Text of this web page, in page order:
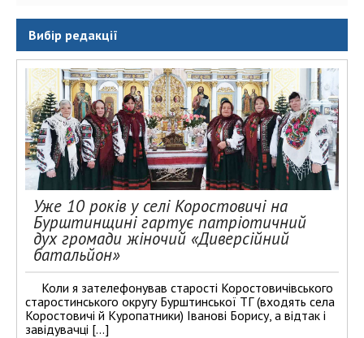
Вибір редакції
Уже 10 років у селі Коростовичі на
Бурштинщині гартує патріотичний
дух громади жіночий «Диверсійний
батальйон»
Коли я зателефонував старості Коростовичівського
старостинського округу Бурштинської ТГ (входять села
Коростовичі й Куропатники) Іванові Борису, а відтак і
завідувачці […]